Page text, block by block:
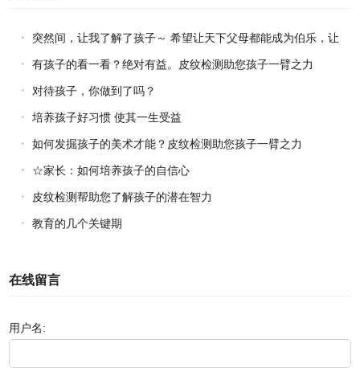
突然间，让我了解了孩子～ 希望让天下父母都能成为伯乐，让
天下孩子都能成才！
有孩子的看一看？绝对有益。皮纹检测助您孩子一臂之力
对待孩子，你做到了吗？
培养孩子好习惯 使其一生受益
如何发掘孩子的美术才能？皮纹检测助您孩子一臂之力
☆家长：如何培养孩子的自信心
皮纹检测帮助您了解孩子的潜在智力
教育的几个关键期
在线留言
用户名: